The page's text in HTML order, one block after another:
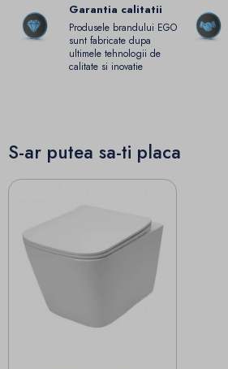
Garantia calitatii
Produsele brandului EGO
sunt fabricate dupa
ultimele tehnologii de
calitate si inovatie
S-ar putea sa-ti placa